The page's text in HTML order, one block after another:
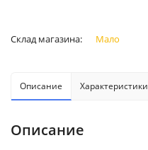
Склад магазина: Мало
Описание Характеристики
Описание